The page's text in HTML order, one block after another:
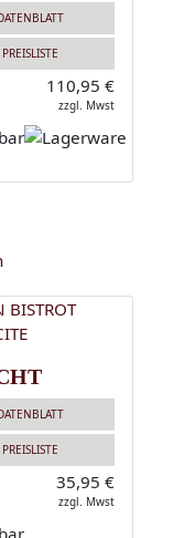
PREISLISTE
110,95 €
zzgl. Mwst
PREISLISTE
35,95 €
zzgl. Mwst